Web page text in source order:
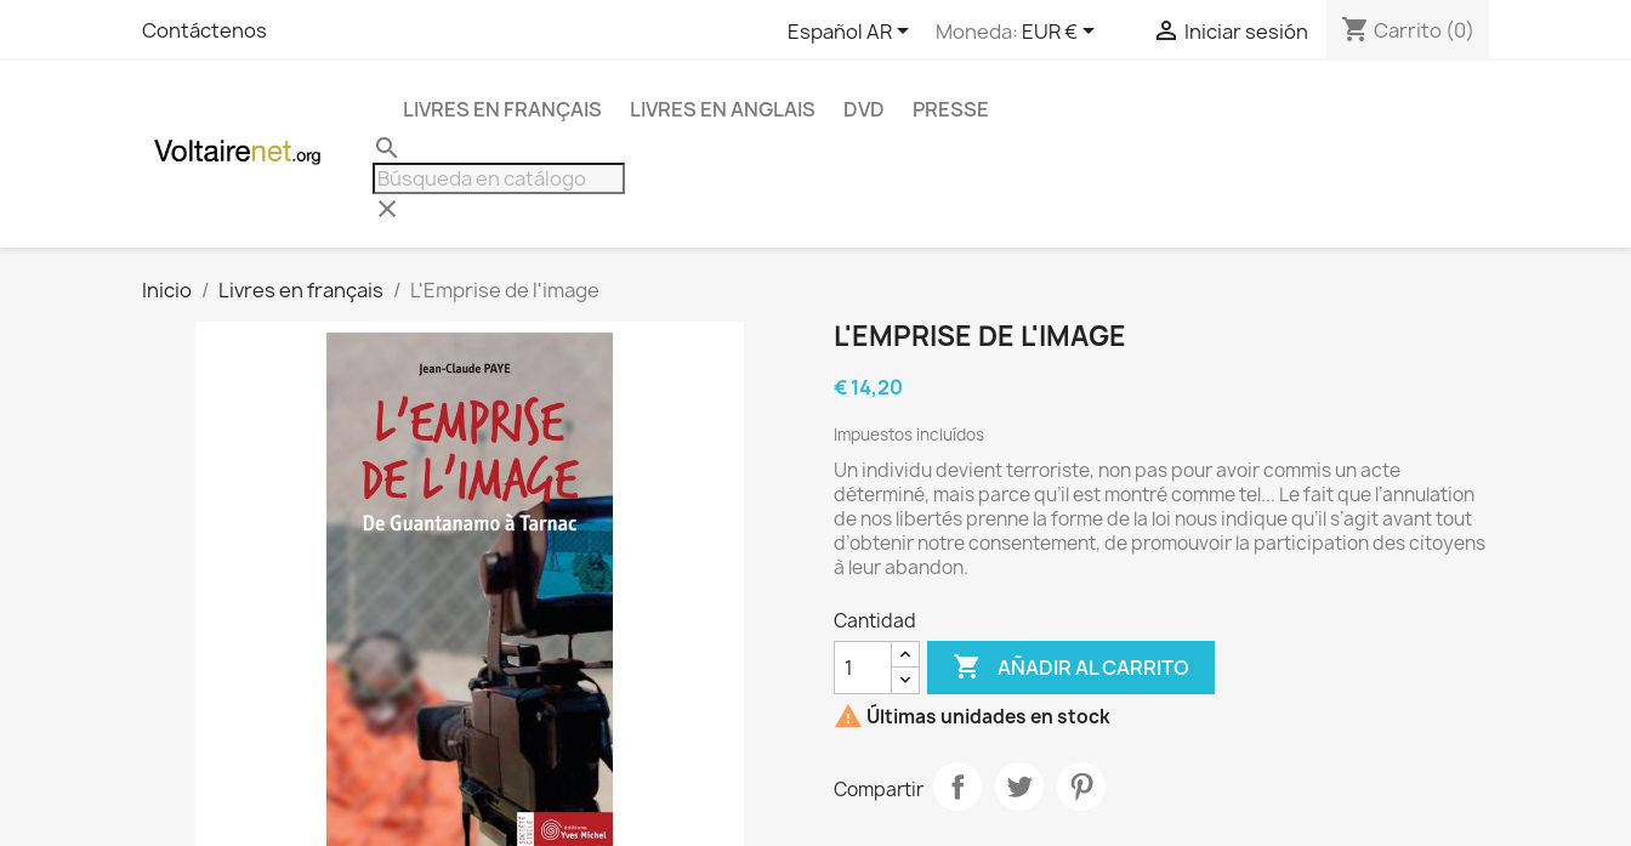
Contáctenos Español AR Moneda: EUR €  Iniciar sesión shopping_cart Carrito (0)
LIVRES EN FRANÇAIS LIVRES EN ANGLAIS DVD PRESSE
search
clear
Inicio Livres en français L'Emprise de l'image
L'EMPRISE DE L'IMAGE
€ 14,20
Impuestos incluídos
Un individu devient terroriste, non pas pour avoir commis un acte
déterminé, mais parce qu’il est montré comme tel... Le fait que l’annulation
de nos libertés prenne la forme de la loi nous indique qu’il s’agit avant tout
d’obtenir notre consentement, de promouvoir la participation des citoyens
à leur abandon.
Cantidad
 AÑADIR AL CARRITO
 Últimas unidades en stock
Compartir